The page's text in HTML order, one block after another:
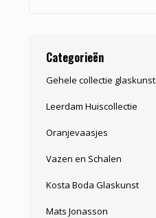
Categorieën
Gehele collectie glaskunst
Leerdam Huiscollectie
Oranjevaasjes
Vazen en Schalen
Kosta Boda Glaskunst
Mats Jonasson